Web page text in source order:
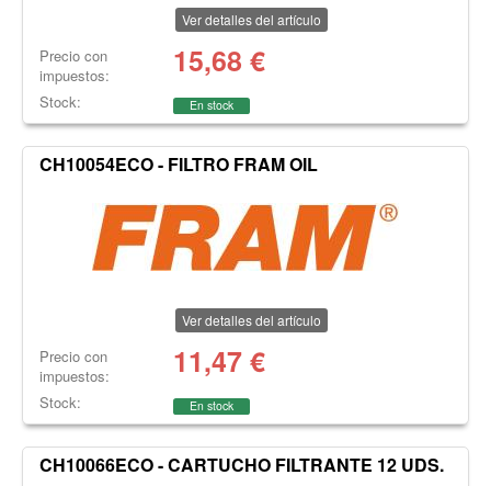
Ver detalles del artículo
Precio con
impuestos:
15,68 €
Stock: En stock
CH10054ECO - FILTRO FRAM OIL
Ver detalles del artículo
Precio con
impuestos:
11,47€
Stock: En stock
CH10066ECO - CARTUCHO FILTRANTE 12 UDS.